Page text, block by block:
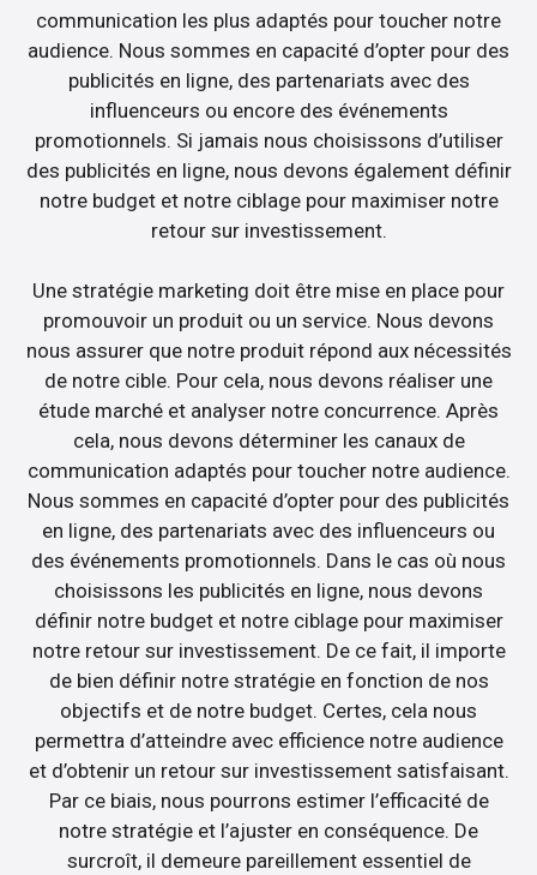
communication les plus adaptés pour toucher notre
audience. Nous sommes en capacité d’opter pour des
publicités en ligne, des partenariats avec des
influenceurs ou encore des événements
promotionnels. Si jamais nous choisissons d’utiliser
des publicités en ligne, nous devons également définir
notre budget et notre ciblage pour maximiser notre
retour sur investissement.
Une stratégie marketing doit être mise en place pour
promouvoir un produit ou un service. Nous devons
nous assurer que notre produit répond aux nécessités
de notre cible. Pour cela, nous devons réaliser une
étude marché et analyser notre concurrence. Après
cela, nous devons déterminer les canaux de
communication adaptés pour toucher notre audience.
Nous sommes en capacité d’opter pour des publicités
en ligne, des partenariats avec des influenceurs ou
des événements promotionnels. Dans le cas où nous
choisissons les publicités en ligne, nous devons
définir notre budget et notre ciblage pour maximiser
notre retour sur investissement. De ce fait, il importe
de bien définir notre stratégie en fonction de nos
objectifs et de notre budget. Certes, cela nous
permettra d’atteindre avec efficience notre audience
et d’obtenir un retour sur investissement satisfaisant.
Par ce biais, nous pourrons estimer l’efficacité de
notre stratégie et l’ajuster en conséquence. De
surcroît, il demeure pareillement essentiel de